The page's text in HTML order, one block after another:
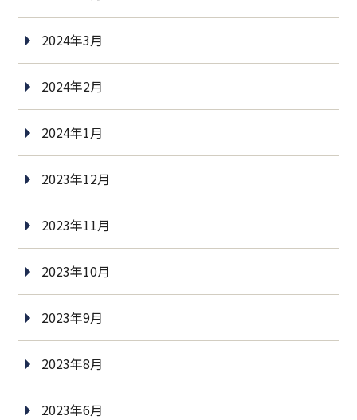
2024年3月
2024年2月
2024年1月
2023年12月
2023年11月
2023年10月
2023年9月
2023年8月
2023年6月